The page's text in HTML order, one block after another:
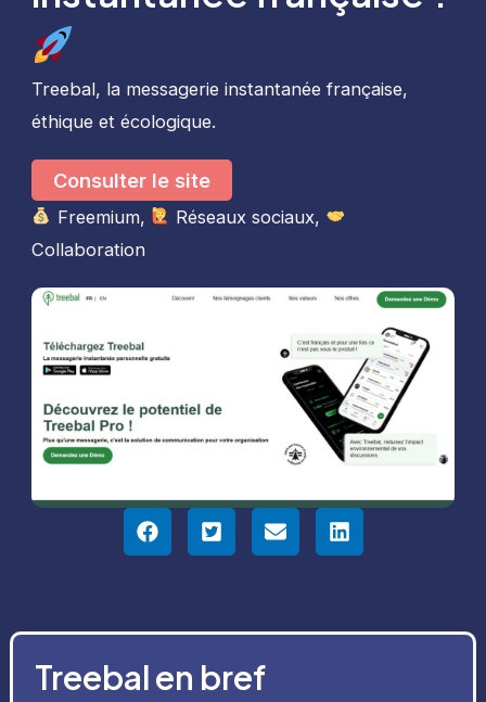
Treebal, la messagerie instantanée française,
éthique et écologique.
Consulter le site
Freemium,
Réseaux sociaux,
Collaboration
Treebal en bref